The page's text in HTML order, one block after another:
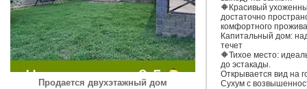
Продается двухэтажный дом
🔶Красивый
достаточно
комфортного
Капитальный дом:
течет
🔶Тихое место:
до эстакады.
Открывается вид на
Сухум с